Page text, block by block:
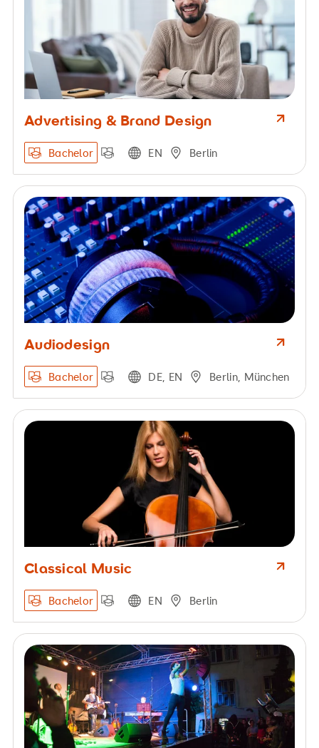
Advertising & Brand Design
Bachelor EN Berlin
Audiodesign
Bachelor DE, EN Berlin, München
Classical Music
Bachelor EN Berlin